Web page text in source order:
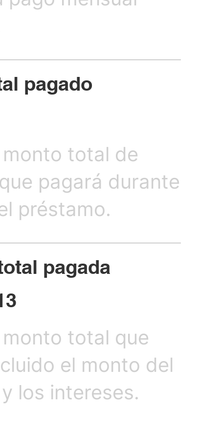
pagado
monto total de
pagará durante
préstamo.
pagada
monto total que
el monto del
los intereses.